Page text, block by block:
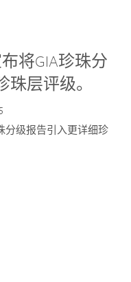
将GIA珍珠分
层评级。
分级报告引入更详细珍